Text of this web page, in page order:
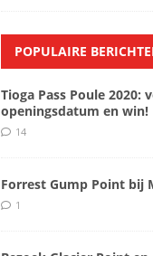
POPULAIRE
Tioga Pass Poule 2020:
openingsdatum en win!
14
Forrest Gump Point bij
1